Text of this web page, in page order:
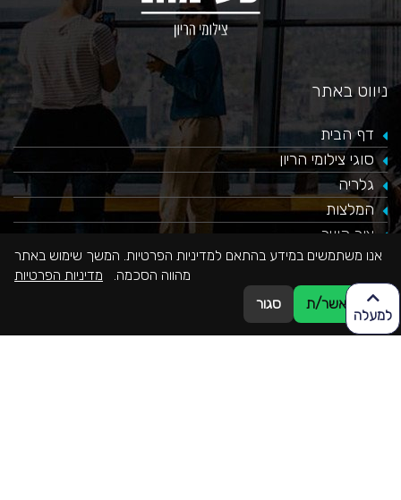
למעלה
ניווט באתר
דף הבית
סוגי צילומי הריון
גלריה
המלצות
צור קשר
אנו משתמשים במידע בהתאם למדיניות הפרטיות. המשך שימוש באתר
מהווה הסכמה. מדיניות הפרטיות
אני מאשר/ת
סגור